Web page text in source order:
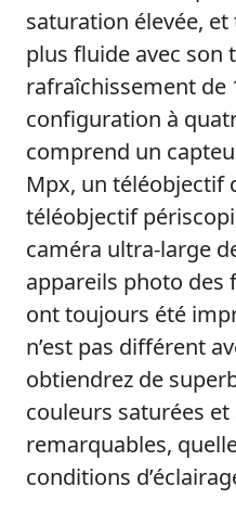
saturation élevée,
plus fluide avec son
rafraîchissement de
configuration à
comprend un
Mpx, un téléobjectif
téléobjectif
caméra ultra-large
appareils photo des
ont toujours été
n’est pas différent
obtiendrez de
couleurs saturées
remarquables,
conditions